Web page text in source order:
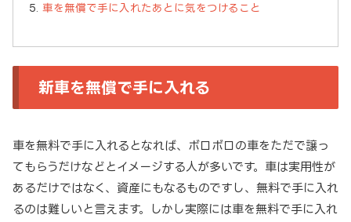
車を無償で手に入れたあとに気をつけること
新車を無償で手に入れる
車を無料で手に入れるとなれば、ボロボロの車をただで譲っ
てもらうだけなどとイメージする人が多いです。車は実用性が
あるだけではなく、資産にもなるものですし、無料で手に入れ
るのは難しいと言えます。しかし実際には車を無料で手に入れ